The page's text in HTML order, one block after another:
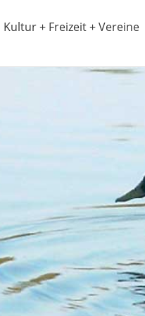
Kultur + Freizeit + Vereine